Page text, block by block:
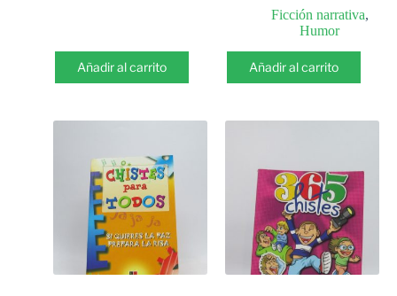
Añadir al carrito
Ficción narrativa,
Humor
Añadir al carrito